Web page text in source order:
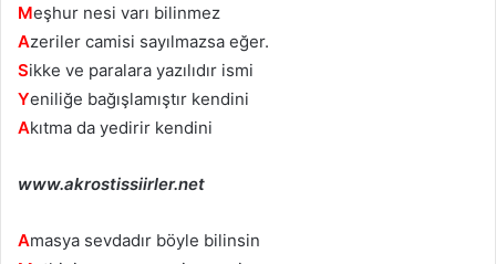
Meşhur nesi varı bilinmez
Azeriler camisi sayılmazsa eğer.
Sikke ve paralara yazılıdır ismi
Yeniliğe bağışlamıştır kendini
Akıtma da yedirir kendini
www.akrostissiirler.net
Amasya sevdadır böyle bilinsin